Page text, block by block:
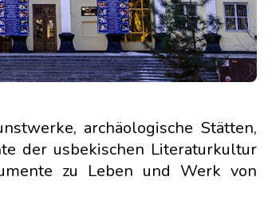
archäologische Stätten,
der usbekischen Literaturkultur
zu Leben und Werk von